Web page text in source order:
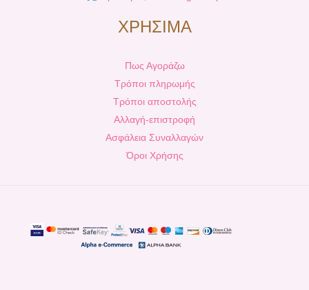
ΧΡΗΣΙΜΑ
Πως Αγοράζω
Τρόποι πληρωμής
Τρόποι αποστολής
Αλλαγή-επιστροφή
Ασφάλεια Συναλλαγών
Όροι Χρήσης